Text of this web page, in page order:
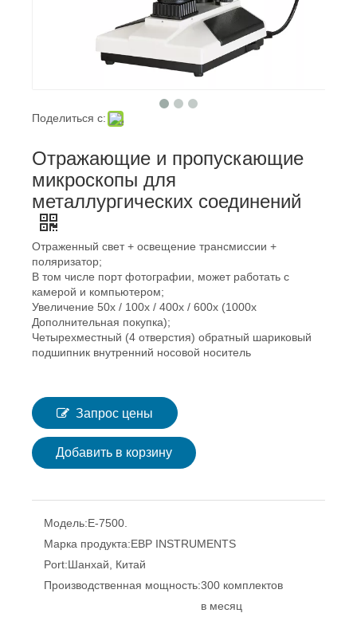
Поделиться с:
Отражающие и пропускающие
микроскопы для
металлургических соединений
Отраженный свет + освещение трансмиссии +
поляризатор;
В том числе порт фотографии, может работать с
камерой и компьютером;
Увеличение 50x / 100x / 400x / 600x (1000x
Дополнительная покупка);
Четырехместный (4 отверстия) обратный шариковый
подшипник внутренний носовой носитель
Запрос цены
Добавить в корзину
Модель:E-7500.
Марка продукта:EBP INSTRUMENTS
Port:Шанхай, Китай
Производственная мощность:300 комплектов
в месяц